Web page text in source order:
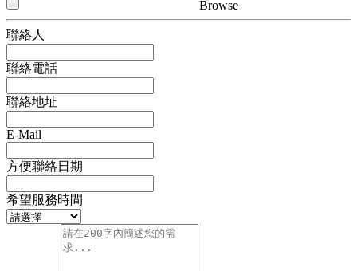
Browse
聯絡人
聯絡電話
聯絡地址
E-Mail
方便聯絡日期
希望服務時間